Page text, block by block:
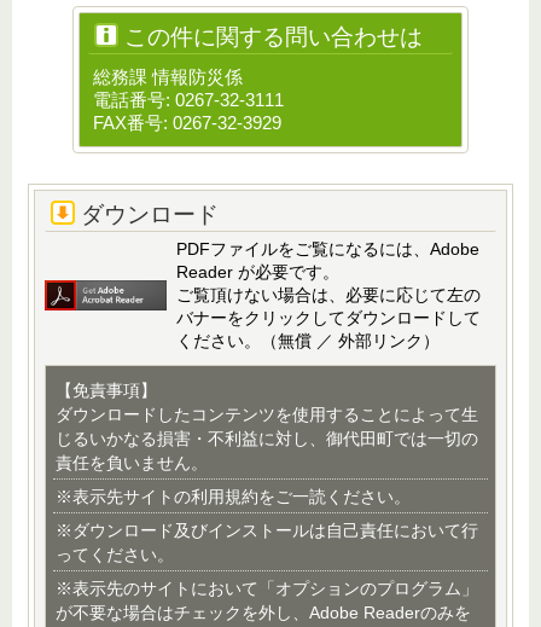
この件に関する問い合わせは
総務課 情報防災係
電話番号: 0267-32-3111
FAX番号: 0267-32-3929
ダウンロード
PDFファイルをご覧になるには、Adobe
Reader が必要です。
ご覧頂けない場合は、必要に応じて左の
バナーをクリックしてダウンロードして
ください。（無償 ／ 外部リンク）
【免責事項】
ダウンロードしたコンテンツを使用することによって生
じるいかなる損害・不利益に対し、御代田町では一切の
責任を負いません。
※表示先サイトの利用規約をご一読ください。
※ダウンロード及びインストールは自己責任において行
ってください。
※表示先のサイトにおいて「オプションのプログラム」
が不要な場合はチェックを外し、Adobe Readerのみを